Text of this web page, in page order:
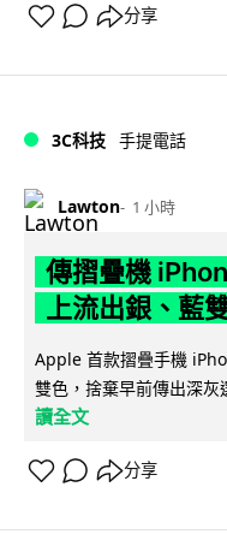
分享
3C科技 手提電話
Lawton 1 小時
傳摺疊機
上流出銀、藍
Apple 首款摺疊手機
雙色，捨棄早前傳出深
讀全文
分享